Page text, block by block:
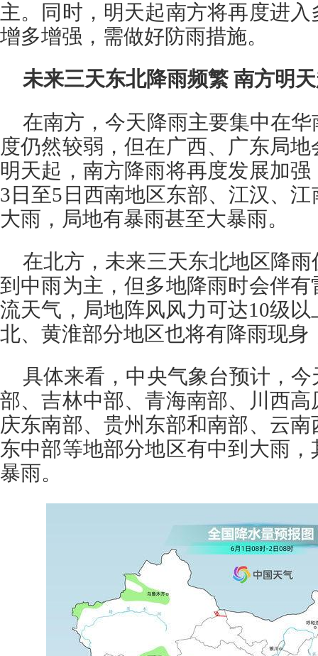
主。同时，明天起南方将再度进
增多增强，需做好防雨措施。
未来三天东北降雨频繁 南方明
在南方，今天降雨主要集中在
度仍然较弱，但在广西、广东局
明天起，南方降雨将再度发展加
3日至5日西南地区东部、江汉、
大雨，局地有暴雨甚至大暴雨。
在北方，未来三天东北地区降
到中雨为主，但多地降雨时会伴
流天气，局地阵风风力可达10级
北、黄淮部分地区也将有降雨现身
具体来看，中央气象台预计，
部、吉林中部、青海南部、川西
庆东南部、贵州东部和南部、云
东中部等地部分地区有中到大雨
暴雨。